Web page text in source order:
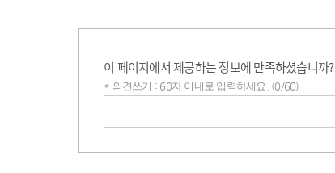
이 페이지에서 제공하는 정보에 만족하셨습니까?
* 의견쓰기 : 60자 이내로 입력하세요. (0/60)